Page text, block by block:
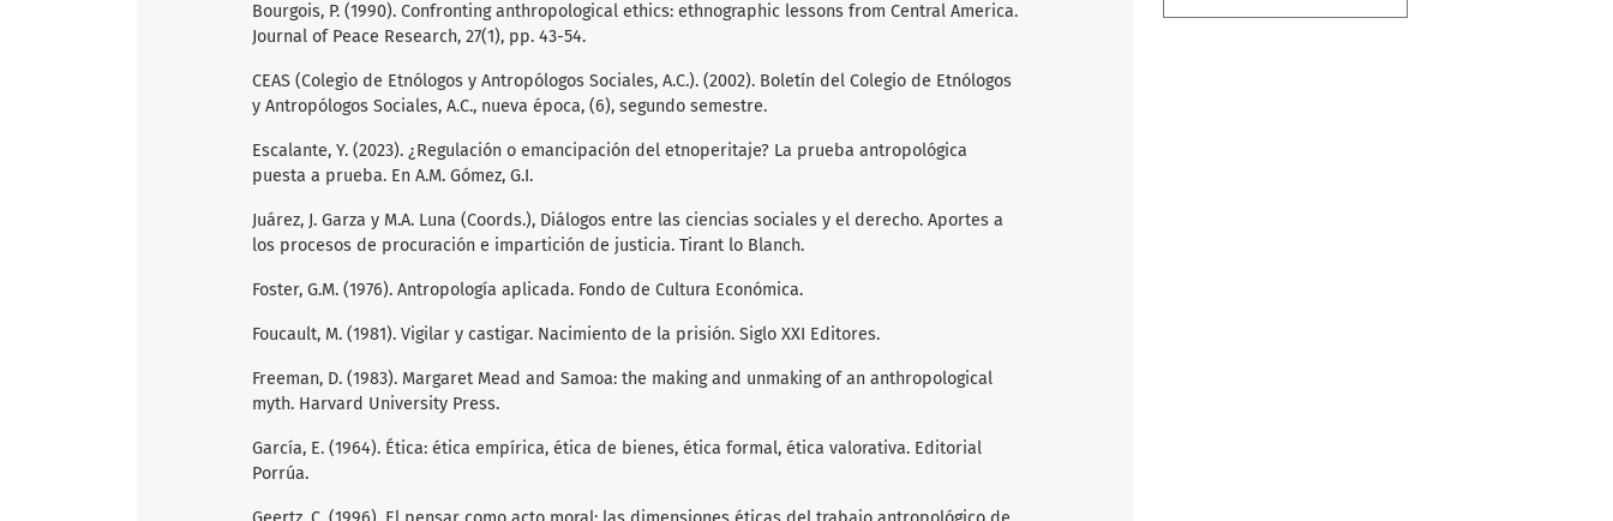
Bourgois, P. (1990). Confronting anthropological ethics: ethnographic lessons from Central America.
Journal of Peace Research, 27(1), pp. 43-54.
CEAS (Colegio de Etnólogos y Antropólogos Sociales, A.C.). (2002). Boletín del Colegio de Etnólogos
y Antropólogos Sociales, A.C., nueva época, (6), segundo semestre.
Escalante, Y. (2023). ¿Regulación o emancipación del etnoperitaje? La prueba antropológica
puesta a prueba. En A.M. Gómez, G.I.
Juárez, J. Garza y M.A. Luna (Coords.), Diálogos entre las ciencias sociales y el derecho. Aportes a
los procesos de procuración e impartición de justicia. Tirant lo Blanch.
Foster, G.M. (1976). Antropología aplicada. Fondo de Cultura Económica.
Foucault, M. (1981). Vigilar y castigar. Nacimiento de la prisión. Siglo XXI Editores.
Freeman, D. (1983). Margaret Mead and Samoa: the making and unmaking of an anthropological
myth. Harvard University Press.
García, E. (1964). Ética: ética empírica, ética de bienes, ética formal, ética valorativa. Editorial
Porrúa.